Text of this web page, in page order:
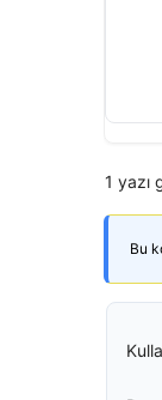
1 yazı
Bu